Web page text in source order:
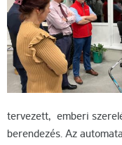
tervezett, emberi
berendezés. Az